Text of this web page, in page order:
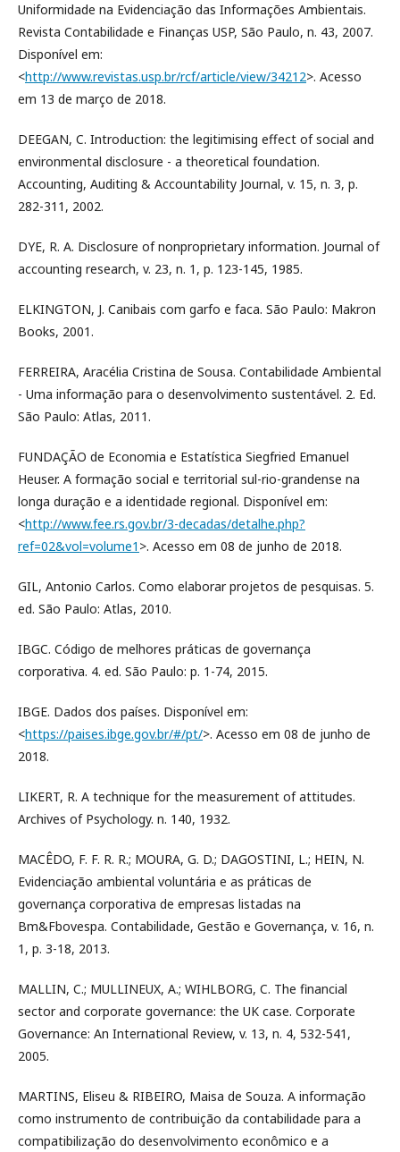
Uniformidade na Evidenciação das Informações Ambientais.
Revista Contabilidade e Finanças USP, São Paulo, n. 43, 2007.
Disponível em:
<http://www.revistas.usp.br/rcf/article/view/34212>. Acesso
em 13 de março de 2018.
DEEGAN, C. Introduction: the legitimising effect of social and
environmental disclosure - a theoretical foundation.
Accounting, Auditing & Accountability Journal, v. 15, n. 3, p.
282-311, 2002.
DYE, R. A. Disclosure of nonproprietary information. Journal of
accounting research, v. 23, n. 1, p. 123-145, 1985.
ELKINGTON, J. Canibais com garfo e faca. São Paulo: Makron
Books, 2001.
FERREIRA, Aracélia Cristina de Sousa. Contabilidade Ambiental
- Uma informação para o desenvolvimento sustentável. 2. Ed.
São Paulo: Atlas, 2011.
FUNDAÇÃO de Economia e Estatística Siegfried Emanuel
Heuser. A formação social e territorial sul-rio-grandense na
longa duração e a identidade regional. Disponível em:
<http://www.fee.rs.gov.br/3-decadas/detalhe.php?
ref=02&vol=volume1 >. Acesso em 08 de junho de 2018.
GIL, Antonio Carlos. Como elaborar projetos de pesquisas. 5.
ed. São Paulo: Atlas, 2010.
IBGC. Código de melhores práticas de governança
corporativa. 4. ed. São Paulo: p. 1-74, 2015.
IBGE. Dados dos países. Disponível em:
<https://paises.ibge.gov.br/#/pt/>. Acesso em 08 de junho de
2018.
LIKERT, R. A technique for the measurement of attitudes.
Archives of Psychology. n. 140, 1932.
MACÊDO, F. F. R. R.; MOURA, G. D.; DAGOSTINI, L.; HEIN, N.
Evidenciação ambiental voluntária e as práticas de
governança corporativa de empresas listadas na
Bm&Fbovespa. Contabilidade, Gestão e Governança, v. 16, n.
1, p. 3-18, 2013.
MALLIN, C.; MULLINEUX, A.; WIHLBORG, C. The financial
sector and corporate governance: the UK case. Corporate
Governance: An International Review, v. 13, n. 4, 532-541,
2005.
MARTINS, Eliseu & RIBEIRO, Maisa de Souza. A informação
como instrumento de contribuição da contabilidade para a
compatibilização do desenvolvimento econômico e a